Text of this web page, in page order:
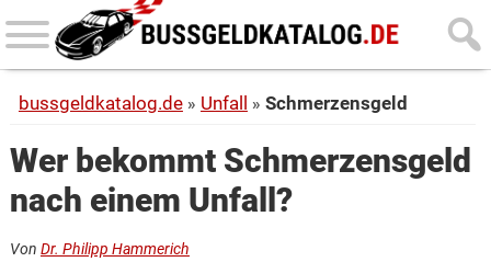
Skip
to
content
Skip
to
sidebar
bussgeldkatalog.de Unfall Schmerzensgeld
Wer bekommt Schmerzensgeld
nach einem Unfall?
Von Dr. Philipp Hammerich